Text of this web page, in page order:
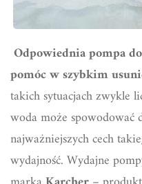
Odpowiednia pompa
pomóc w szybkim
takich sytuacjach zwykle
woda może spowodować
najważniejszych cech
wydajność. Wydajne